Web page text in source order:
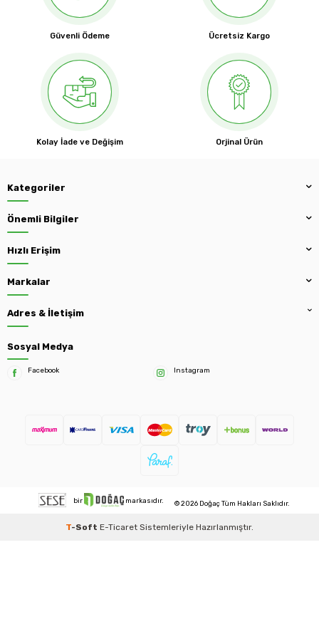
Güvenli Ödeme Ücretsiz Kargo
Kolay İade ve Değişim Orjinal Ürün
Kategoriler
Önemli Bilgiler
Hızlı Erişim
Markalar
Adres & İletişim
Sosyal Medya
Facebook Instagram
bir markasıdır. © 2026 Doğaç Tüm Hakları Saklıdır.
T-Soft E-Ticaret Sistemleriyle Hazırlanmıştır.